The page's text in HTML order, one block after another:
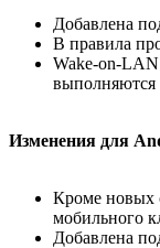
Добавлена
В правила
Wake-on-LAN
выполняются
Изменения для
Кроме новых
мобильного
Добавлена